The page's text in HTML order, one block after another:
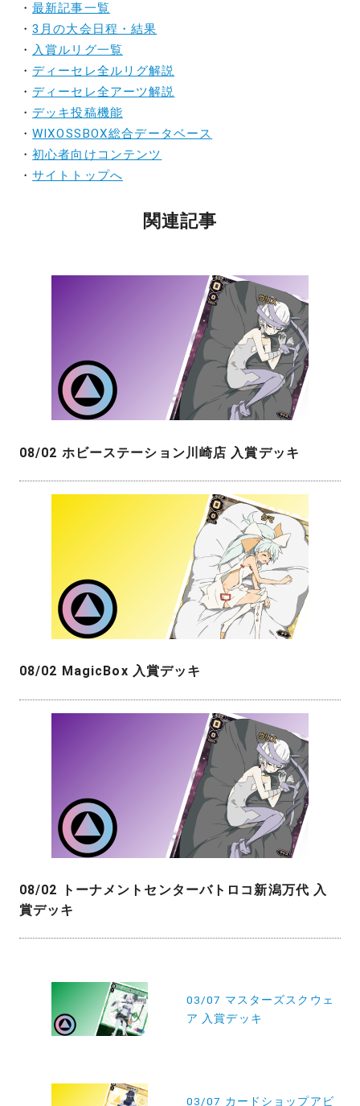
・最新記事一覧
・3月の大会日程・結果
・ 入賞ルリグ一覧
・ ディーセレ全ルリグ解説
・ ディーセレ全アーツ解説
・ デッキ投稿機能
・WIXOSSBOX総合データベース
・初心者向けコンテンツ
・サイトトップへ
関連記事
08/02 ホビーステーション川崎店 入賞デッキ
08/02 MagicBox 入賞デッキ
08/02 トーナメントセンターバトロコ新潟万代 入
賞デッキ
03/07 マスターズスクウェ
ア 入賞デッキ
03/07 カードショップアビ